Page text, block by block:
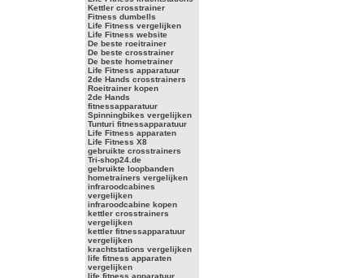
Kettler crosstrainer
Fitness dumbells
Life Fitness vergelijken
Life Fitness website
De beste roeitrainer
De beste crosstrainer
De beste hometrainer
Life Fitness apparatuur
2de Hands crosstrainers
Roeitrainer kopen
2de Hands
fitnessapparatuur
Spinningbikes vergelijken
Tunturi fitnessapparatuur
Life Fitness apparaten
Life Fitness X8
gebruikte crosstrainers
Tri-shop24.de
gebruikte loopbanden
hometrainers vergelijken
infraroodcabines
vergelijken
infraroodcabine kopen
kettler crosstrainers
vergelijken
kettler fitnessapparatuur
vergelijken
krachtstations vergelijken
life fitness apparaten
vergelijken
life fitness apparatuur